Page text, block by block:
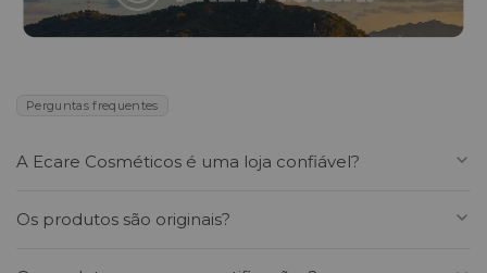
Perguntas frequentes
A Ecare Cosméticos é uma loja confiável?
em cosméticos coreanos premium, com curadoria de
Os produtos são originais?